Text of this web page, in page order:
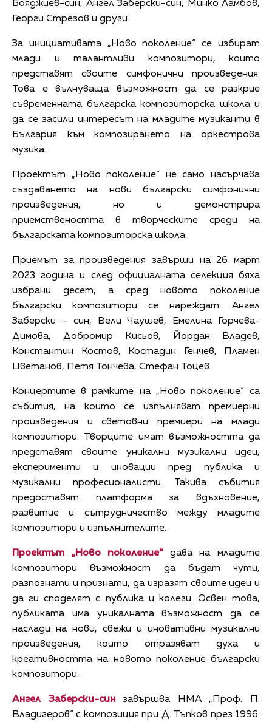
Бояджиев-син, Ангел Заберски-син, Минко Ламбов,
Георги Стрезов и други.
За инициативата „Ново поколение“ се избират
млади и талантливи композитори, които
представят своите симфонични произведения.
Това е вълнуваща възможност да се разкрие
съвременната българска композиторска школа и
да се засили интересът на младите музиканти в
България към композирането на оркестрова
музика.
Проектът „Ново поколение“ не само насърчава
създаването на нови български симфонични
произведения, но и демонстрира
приемствеността в творческите среди на
българската композиторска школа.
Приемът за произведения завърши на 26 март
2023 година и след официалната селекция бяха
избрани десет, а сред новото поколение
български композитори се нареждат: Ангел
Заберски – син, Вели Чаушев, Емелина Горчева-
Димова, Добромир Кисьов, Йордан Владев,
Константин Костов, Костадин Генчев, Пламен
Цветанов, Петя Тончева, Стефан Тоцев.
Концертите в рамките на „Ново поколение“ са
събития, на които се изпълняват премиерни
произведения и световни премиери на млади
композитори. Творците имат възможността да
представят своите уникални музикални идеи,
експерименти и иновации пред публика и
музикални професионалисти. Такива събития
предоставят платформа за вдъхновение,
развитие и сътрудничество между младите
композитори и изпълнителите.
Проектът „Ново поколение“дава на младите
композитори възможност да бъдат чути,
разпознати и признати, да изразят своите идеи и
да ги споделят с публика и колеги. Освен това,
публиката има уникалната възможност да се
наслади на нови, свежи и иновативни музикални
произведения, които отразяват духа и
креативността на новото поколение български
композитори.
Ангел Заберски-синзавършва НМА „Проф. П.
Владигеров“ с композиция при Д. Тъпков през 1996.